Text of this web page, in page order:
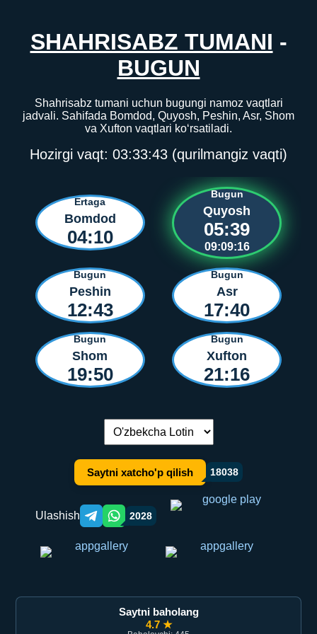
SHAHRISABZ TUMANI -
BUGUN
Shahrisabz tumani uchun bugungi namoz vaqtlari
jadvali. Sahifada Bomdod, Quyosh, Peshin, Asr, Shom
va Xufton vaqtlari ko‘rsatiladi.
Hozirgi vaqt: 03:33:43 (qurilmangiz vaqti)
Ertaga
Bomdod
04:10
Bugun
Quyosh
05:39
09:09:16
Bugun
Peshin
12:43
Bugun
Asr
17:40
Bugun
Shom
19:50
Bugun
Xufton
21:16
Tilni almashtirish:
Saytni xatcho'p qilish 18038
Ulashish Telegram orqali ulashish
WhatsApp orqali ulashish
2028
Saytni baholang
4.7 ★